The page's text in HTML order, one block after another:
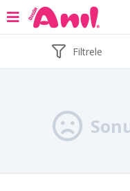
Filtrele